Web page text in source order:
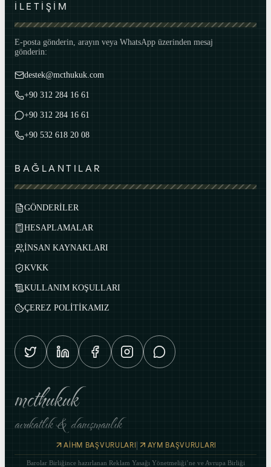
İLETİŞİM
E-posta gönderin, arayın veya WhatsApp üzerinden mesaj
gönderin:
destek@mcthukuk.com
+90 312 284 16 61
+90 312 284 16 61
+90 532 618 20 08
BAĞLANTILAR
GÖNDERİLER
HESAPLAMALAR
İNSAN KAYNAKLARI
KVKK
KULLANIM KOŞULLARI
ÇEREZ POLİTİKAMIZ
mcthukuk
avukatlık & danışmanlık
AİHM BAŞVURULARI| AYM BAŞVURULARI
Barolar Birliğince hazırlanan Reklam Yasağı Yönetmeliği’ne ve Avrupa Birliği